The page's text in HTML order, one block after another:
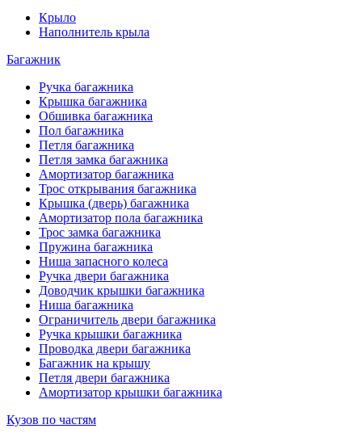
Крыло
Наполнитель крыла
Багажник
Ручка багажника
Крышка багажника
Обшивка багажника
Пол багажника
Петля багажника
Петля замка багажника
Амортизатор багажника
Трос открывания багажника
Крышка (дверь) багажника
Амортизатор пола багажника
Трос замка багажника
Пружина багажника
Ниша запасного колеса
Ручка двери багажника
Доводчик крышки багажника
Ниша багажника
Ограничитель двери багажника
Ручка крышки багажника
Проводка двери багажника
Багажник на крышу
Петля двери багажника
Амортизатор крышки багажника
Кузов по частям